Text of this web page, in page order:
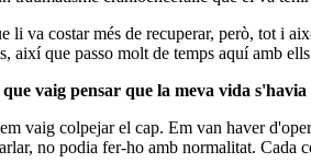
li va costar més de recuperar, però, tot i
així que passo molt de temps aquí amb
vaig pensar que la meva vida
vaig colpejar el cap. Em van haver
no podia fer-ho amb normalitat. Cada